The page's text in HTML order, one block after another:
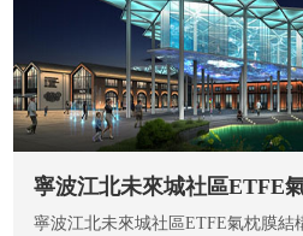
寧波江北未來城社區ETFE
寧波江北未來城社區ETFE氣枕膜結